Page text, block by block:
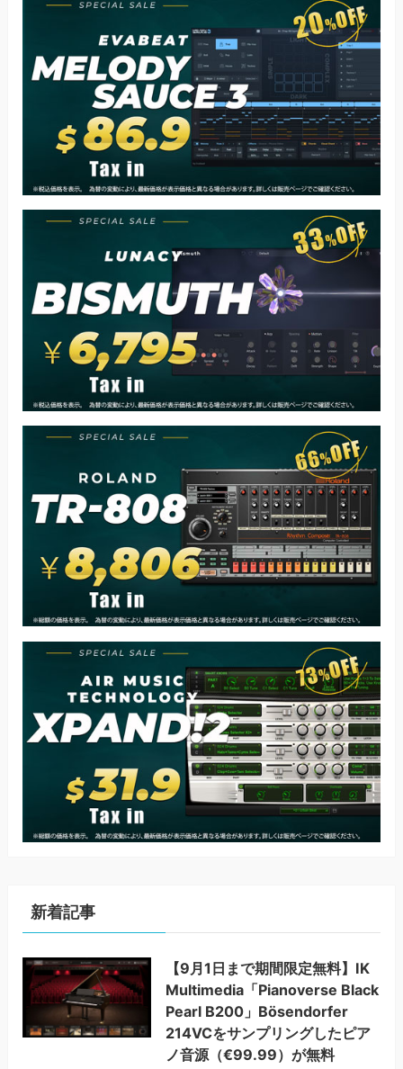
新着記事
【9月1日まで期間限定無料】IK
Multimedia「Pianoverse Black
Pearl B200」Bösendorfer
214VCをサンプリングしたピア
ノ音源（€99.99）が無料